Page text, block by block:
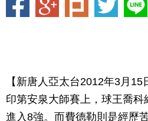
【新唐人亞太台2012年3月
印第安泉大師賽上，球王喬
進入8強。而費德勒則是經歷